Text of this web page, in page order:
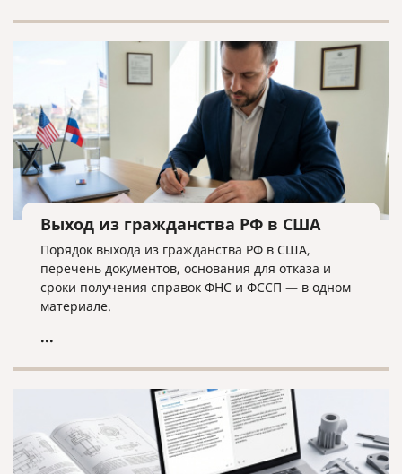
Выход из гражданства РФ в США
Порядок выхода из гражданства РФ в США,
перечень документов, основания для отказа и
сроки получения справок ФНС и ФССП — в одном
материале.
...